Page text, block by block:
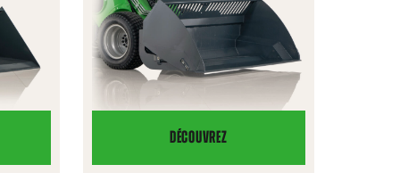
DÉCOUVREZ
GODET
À